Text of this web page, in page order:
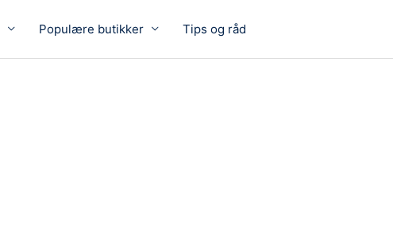
Populære butikker Tips og råd